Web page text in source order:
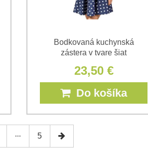
Bodkovaná kuchynská
zástera v tvare šiat
23,50 €
Do košíka
5